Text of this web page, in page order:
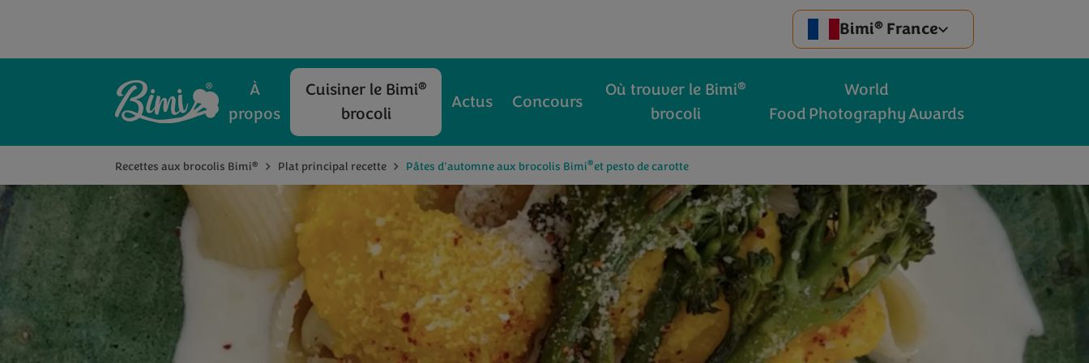
Bimi® France
À
propos
Cuisiner le Bimi®
brocoli
Actus Concours
Où trouver le Bimi®
brocoli
World
Food Photography Awards
Recettes aux brocolis Bimi® Plat principal recette Pâtes d'automne aux brocolis Bimi®et pesto de carotte